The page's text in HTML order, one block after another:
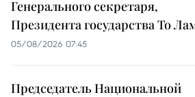
Генерального секретаря,
Президента государства То
05/08/2026 07:45
Председатель Национальной